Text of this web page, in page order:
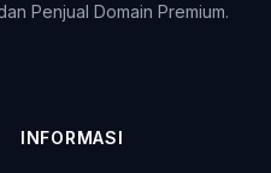
Penjual Domain Premium.
INFORMASI